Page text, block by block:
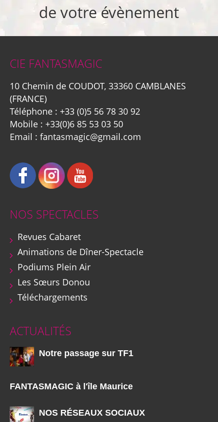
de votre évènement
CIE FANTASMAGIC
10 Chemin de COUDOT, 33360 CAMBLANES
(FRANCE)
Téléphone : +33 (0)5 56 78 30 92
Mobile : +33(0)6 85 53 03 50
Email : fantasmagic@gmail.com
NOS SPECTACLES
Revues Cabaret
Animations de Dîner-Spectacle
Podiums Plein Air
Les Sœurs Donou
Téléchargements
ACTUALITÉS
Notre passage sur TF1
FANTASMAGIC à l'île Maurice
NOS RÉSEAUX SOCIAUX